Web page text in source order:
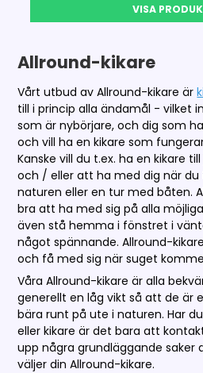
VISA
Allround-kikare
Vårt utbud av Allround-kikare är
till i princip alla ändamål - vilket
som är nybörjare, och dig som
och vill ha en kikare som
Kanske vill du t.ex. ha en kikare
och / eller att ha med dig när
naturen eller en tur med båten.
bra att ha med sig på alla
även stå hemma i fönstret i
något spännande. Allround-
och få med sig när suget
Våra Allround-kikare är alla
generellt en låg vikt så att de är
bära runt på ute i naturen. Har
eller kikare är det bara att
upp några grundläggande saker
väljer din Allround-kikare.